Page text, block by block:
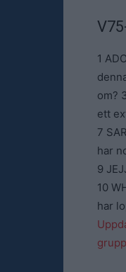
1
om?
ett
7
har
9
10
har